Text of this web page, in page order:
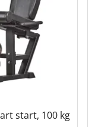
start, 100 kg